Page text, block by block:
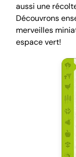
aussi une
Découvrons
merveilles
espace vert!